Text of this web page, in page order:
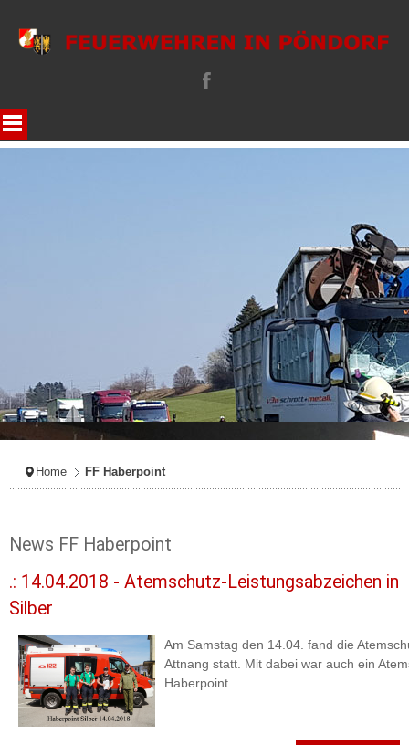
Home FF Haberpoint
News FF Haberpoint
.: 14.04.2018 - Atemschutz-Leistungsabzeichen in
Silber
Am Samstag den 14.04. fand die
Attnang statt. Mit dabei war auch ein
Haberpoint.